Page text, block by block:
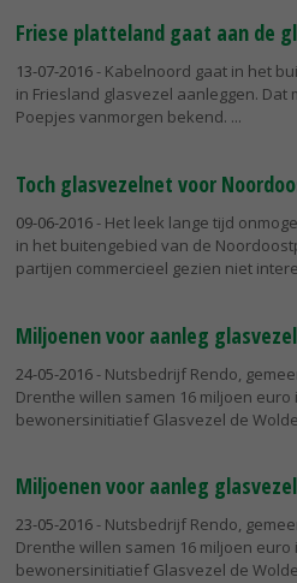
Friese platteland gaat aan de
13-07-2016- Kabelnoord gaat in het
in Friesland glasvezel aanleggen.
Poepjes vanmorgen bekend.
Toch glasvezelnet voor
09-06-2016- Het leek lange tijd
in het buitengebied van de
partijen commercieel gezien niet
Miljoenen voor aanleg
24-05-2016- Nutsbedrijf Rendo,
Drenthe willen samen 16 miljoen
bewonersinitiatief Glasvezel de
Miljoenen voor aanleg
23-05-2016- Nutsbedrijf Rendo,
Drenthe willen samen 16 miljoen
bewonersinitiatief Glasvezel de